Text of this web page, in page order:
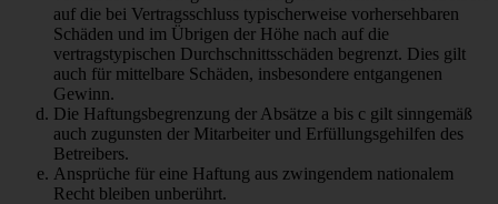
auf die bei Vertragsschluss typischerweise vorhersehbaren
Schäden und im Übrigen der Höhe nach auf die
vertragstypischen Durchschnittsschäden begrenzt. Dies gilt
auch für mittelbare Schäden, insbesondere entgangenen
Gewinn.
Die Haftungsbegrenzung der Absätze a bis c gilt sinngemäß
auch zugunsten der Mitarbeiter und Erfüllungsgehilfen des
Betreibers.
Ansprüche für eine Haftung aus zwingendem nationalem
Recht bleiben unberührt.